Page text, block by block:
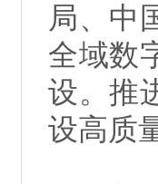
局、中
全域数
设。推
设高质